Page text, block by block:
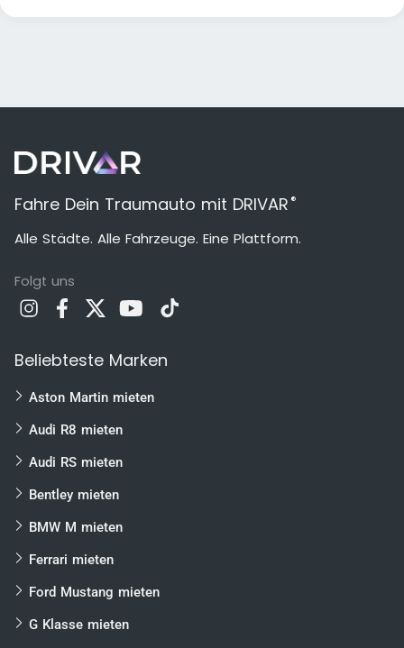
Fahre Dein Traumauto mit DRIVAR ®
Alle Städte. Alle Fahrzeuge. Eine Plattform.
Folgt uns
Beliebteste Marken
Aston Martin mieten
Audi R8 mieten
Audi RS mieten
Bentley mieten
BMW M mieten
Ferrari mieten
Ford Mustang mieten
G Klasse mieten